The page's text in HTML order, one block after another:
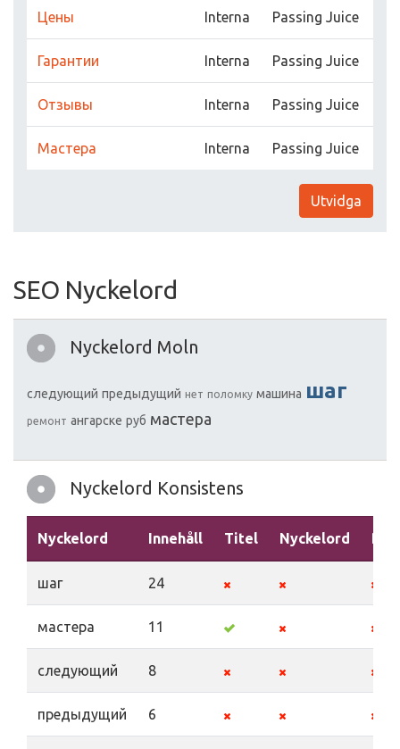
Цены Interna Passing Juice
Гарантии Interna Passing Juice
Отзывы Interna Passing Juice
Мастера Interna Passing Juice
Utvidga
SEO Nyckelord
Nyckelord Moln
следующий предыдущий нет поломку машина шаг
ремонт ангарске руб мастера
Nyckelord Konsistens
Nyckelord Innehåll Titel Nyckelord
шаг 24
мастера 11
следующий 8
предыдущий 6